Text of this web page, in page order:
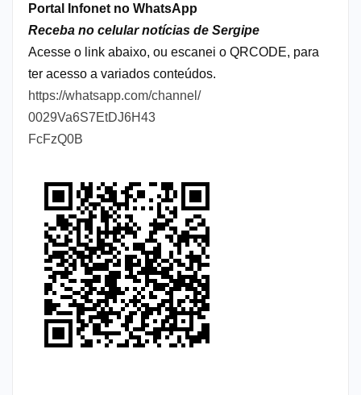
Portal Infonet no WhatsApp
Receba no celular notícias de Sergipe
Acesse o link abaixo, ou escanei o QRCODE, para
ter acesso a variados conteúdos.
https://whatsapp.com/channel/
0029Va6S7EtDJ6H43
FcFzQ0B